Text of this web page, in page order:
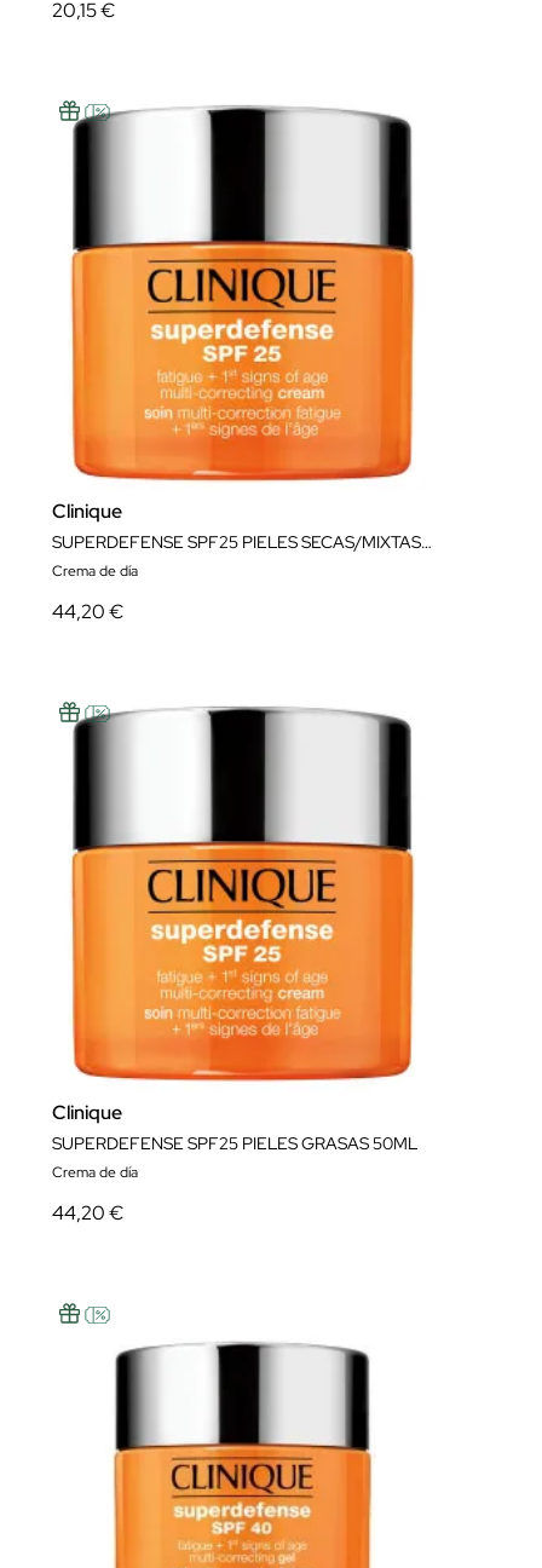
20,15 €
Clinique
SUPERDEFENSE SPF25 PIELES SECAS/MIXTAS 50ML
Crema de día
44,20 €
Clinique
SUPERDEFENSE SPF25 PIELES GRASAS 50ML
Crema de día
44,20 €